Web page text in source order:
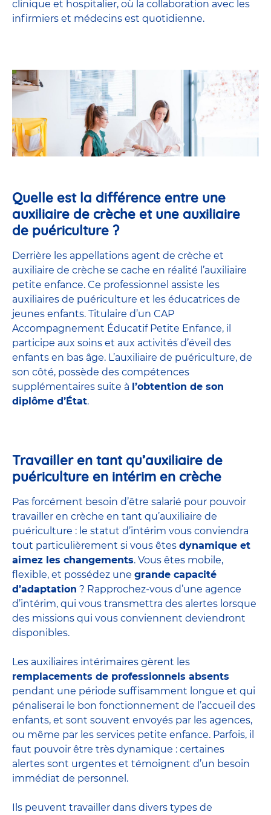
clinique et hospitalier, où la collaboration avec les
infirmiers et médecins est quotidienne.
Quelle est la différence entre une
auxiliaire de crèche et une auxiliaire
de puériculture ?
Derrière les appellations agent de crèche et
auxiliaire de crèche se cache en réalité l’auxiliaire
petite enfance. Ce professionnel assiste les
auxiliaires de puériculture et les éducatrices de
jeunes enfants. Titulaire d’un CAP
Accompagnement Éducatif Petite Enfance, il
participe aux soins et aux activités d’éveil des
enfants en bas âge. L’auxiliaire de puériculture, de
son côté, possède des compétences
supplémentaires suite à l’obtention de son
diplôme d’État.
Travailler en tant qu’auxiliaire de
puériculture en intérim en crèche
Pas forcément besoin d’être salarié pour pouvoir
travailler en crèche en tant qu’auxiliaire de
puériculture : le statut d’intérim vous conviendra
tout particulièrement si vous êtes dynamique et
aimez les changements. Vous êtes mobile,
flexible, et possédez une grande capacité
d’adaptation ? Rapprochez-vous d’une agence
d’intérim, qui vous transmettra des alertes lorsque
des missions qui vous conviennent deviendront
disponibles.
Les auxiliaires intérimaires gèrent les
remplacements de professionnels absents
pendant une période suffisamment longue et qui
pénaliserai le bon fonctionnement de l’accueil des
enfants, et sont souvent envoyés par les agences,
ou même par les services petite enfance. Parfois, il
faut pouvoir être très dynamique : certaines
alertes sont urgentes et témoignent d’un besoin
immédiat de personnel.
Ils peuvent travailler dans divers types de